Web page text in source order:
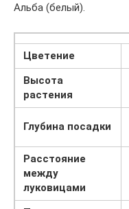
Альба (белый).
Цветение
Высота
растения
Глубина посадки
Расстояние
между
луковицами